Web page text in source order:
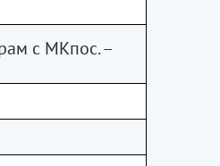
с МКпос. –